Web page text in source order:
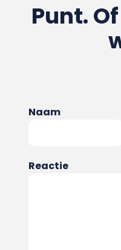
Punt.
Naam
Reactie